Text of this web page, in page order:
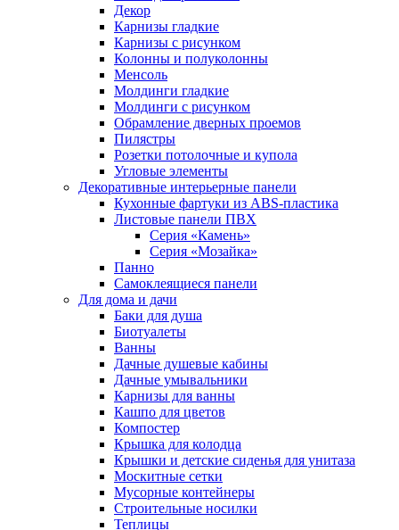
Декор
Карнизы гладкие
Карнизы с рисунком
Колонны и полуколонны
Менсоль
Молдинги гладкие
Молдинги с рисунком
Обрамление дверных проемов
Пилястры
Розетки потолочные и купола
Угловые элементы
Декоративные интерьерные панели
Кухонные фартуки из ABS-пластика
Листовые панели ПВХ
Серия «Камень»
Серия «Мозайка»
Панно
Самоклеящиеся панели
Для дома и дачи
Баки для душа
Биотуалеты
Ванны
Дачные душевые кабины
Дачные умывальники
Карнизы для ванны
Кашпо для цветов
Компостер
Крышка для колодца
Крышки и детские сиденья для унитаза
Москитные сетки
Мусорные контейнеры
Строительные носилки
Теплицы